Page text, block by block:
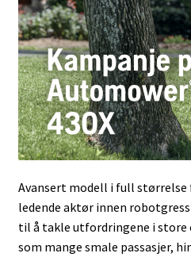
Avansert modell i full størrelse
ledende aktør innen
til å takle utfordringene i store
som mange smale passasjer,